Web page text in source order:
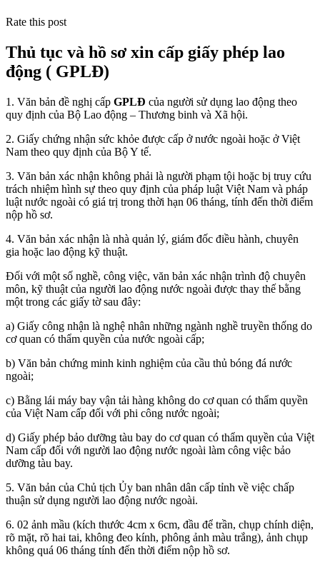
Rate this post
Thủ tục và hồ sơ xin cấp giấy phép lao
động ( GPLĐ)
1. Văn bản đề nghị cấp GPLĐ của người sử dụng lao động theo
quy định của Bộ Lao động – Thương binh và Xã hội.
2. Giấy chứng nhận sức khỏe được cấp ở nước ngoài hoặc ở Việt
Nam theo quy định của Bộ Y tế.
3. Văn bản xác nhận không phải là người phạm tội hoặc bị truy cứu
trách nhiệm hình sự theo quy định của pháp luật Việt Nam và pháp
luật nước ngoài có giá trị trong thời hạn 06 tháng, tính đến thời điểm
nộp hồ sơ.
4. Văn bản xác nhận là nhà quản lý, giám đốc điều hành, chuyên
gia hoặc lao động kỹ thuật.
Đối với một số nghề, công việc, văn bản xác nhận trình độ chuyên
môn, kỹ thuật của người lao động nước ngoài được thay thế bằng
một trong các giấy tờ sau đây:
a) Giấy công nhận là nghệ nhân những ngành nghề truyền thống do
cơ quan có thẩm quyền của nước ngoài cấp;
b) Văn bản chứng minh kinh nghiệm của cầu thủ bóng đá nước
ngoài;
c) Bằng lái máy bay vận tải hàng không do cơ quan có thẩm quyền
của Việt Nam cấp đối với phi công nước ngoài;
d) Giấy phép bảo dưỡng tàu bay do cơ quan có thẩm quyền của Việt
Nam cấp đối với người lao động nước ngoài làm công việc bảo
dưỡng tàu bay.
5. Văn bản của Chủ tịch Ủy ban nhân dân cấp tỉnh về việc chấp
thuận sử dụng người lao động nước ngoài.
6. 02 ảnh mầu (kích thước 4cm x 6cm, đầu để trần, chụp chính diện,
rõ mặt, rõ hai tai, không đeo kính, phông ảnh màu trắng), ảnh chụp
không quá 06 tháng tính đến thời điểm nộp hồ sơ.